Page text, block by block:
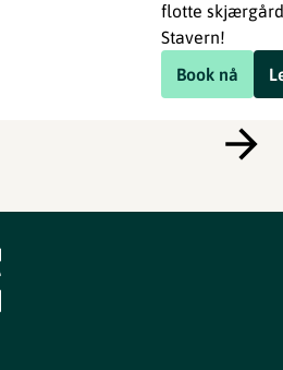
flotte
Stavern!
Book nå